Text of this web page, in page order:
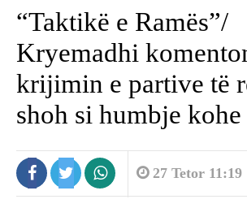
“Taktikë e Ramës”/
Kryemadhi
krijimin e partive të
shoh si humbje kohe
27 Tetor 11:19